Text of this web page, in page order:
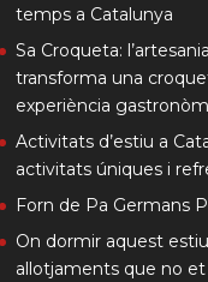
temps a Catalunya
Sa Croqueta:
transforma una
experiència
Activitats d’estiu a
activitats úniques i
Forn de Pa Germans
On dormir aquest
allotjaments que no